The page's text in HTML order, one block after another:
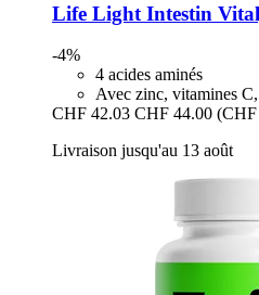
Life Light Intestin
-4%
4 acides aminés
Avec zinc, vitamines
CHF 42.03 CHF 44.00 (CHF
Livraison jusqu'au 13 août